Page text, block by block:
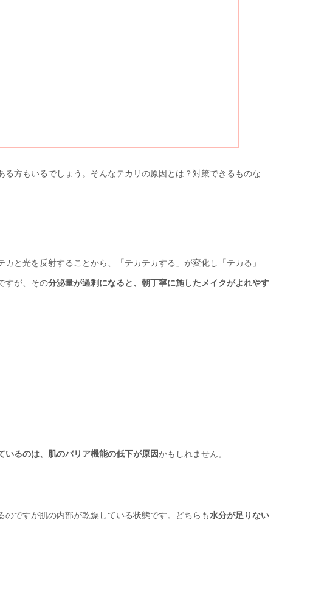
方もいるでしょう。そんなテカリの原因とは？対策できるものな
と光を反射することから、「テカテカする」が変化し「テカる」
すが、その分泌量が過剰になると、朝丁寧に施したメイクがよれやす
いるのは、肌のバリア機能の低下が原因かもしれません。
ですが肌の内部が乾燥している状態です。どちらも水分が足りない